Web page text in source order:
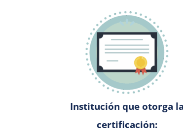
Institución que otorga la
certificación: